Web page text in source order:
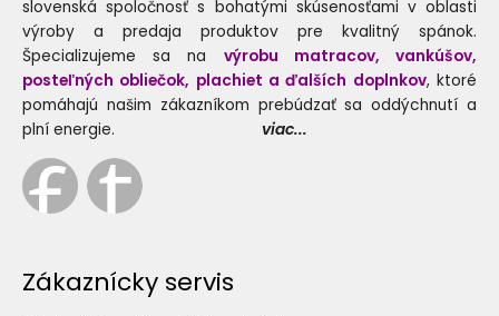
slovenská spoločnosť s bohatými skúsenosťami v oblasti
výroby a predaja produktov pre kvalitný spánok.
Špecializujeme sa na výrobu matracov, vankúšov,
posteľných obliečok, plachiet a ďalších doplnkov, ktoré
pomáhajú našim zákazníkom prebúdzať sa oddýchnutí a
plní energie. viac...
Zákaznícky servis